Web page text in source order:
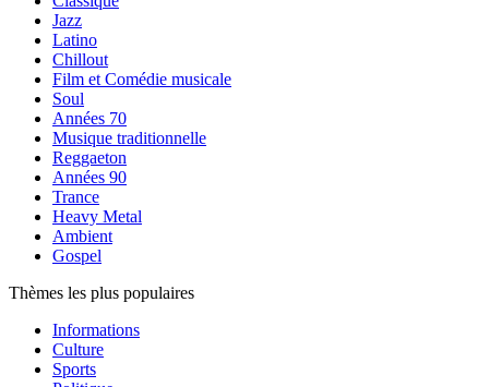
Jazz
Latino
Chillout
Film et Comédie musicale
Soul
Années 70
Musique traditionnelle
Reggaeton
Années 90
Trance
Heavy Metal
Ambient
Gospel
Thèmes les plus populaires
Informations
Culture
Sports